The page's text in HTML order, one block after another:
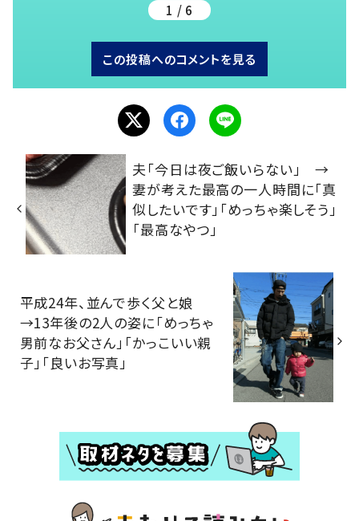
1 / 6
この投稿へのコメントを見る
夫「今日は夜ご飯いらない」 →
妻が考えた最高の一人時間に「真
似したいです」「めっちゃ楽しそう」
「最高なやつ」
平成24年、並んで歩く父と娘
→13年後の2人の姿に「めっちゃ
男前なお父さん」「かっこいい親
子」「良いお写真」